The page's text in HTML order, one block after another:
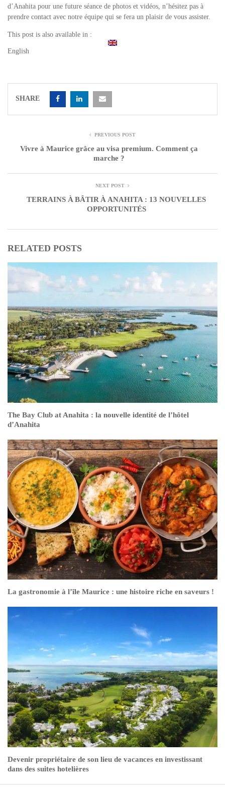
d’Anahita pour une future séance de photos et vidéos, n’hésitez pas à
prendre contact avec notre équipe qui se fera un plaisir de vous assister.
This post is also available in :
English
SHARE
PREVIOUS POST
Vivre à Maurice grâce au visa premium. Comment ça
marche ?
NEXT POST
TERRAINS À BÂTIR À ANAHITA : 13 NOUVELLES
OPPORTUNITÉS
RELATED POSTS
The Bay Club at Anahita : la nouvelle identité de l’hôtel
d’Anahita
La gastronomie à l’île Maurice : une histoire riche en saveurs !
Devenir propriétaire de son lieu de vacances en investissant
dans des suites hotelières